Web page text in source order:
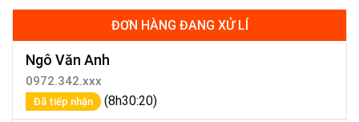
ĐƠN HÀNG ĐANG XỬ LÍ
Ngô Văn Anh
0972.342.xxx
Đã tiếp nhận (8h30:20)